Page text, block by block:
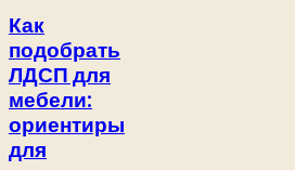
Как
подобрать
ЛДСП для
мебели:
ориентиры
для